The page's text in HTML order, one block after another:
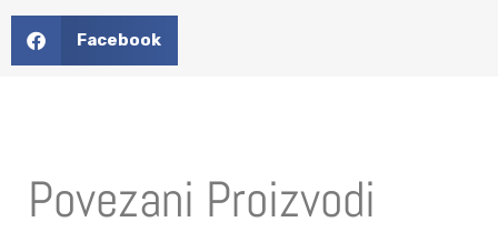
Facebook
Povezani Proizvodi